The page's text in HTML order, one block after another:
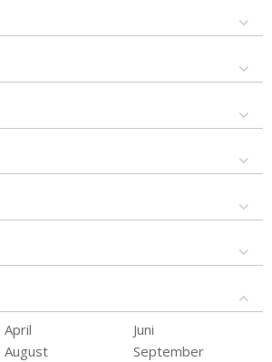
April
Juni
August
September